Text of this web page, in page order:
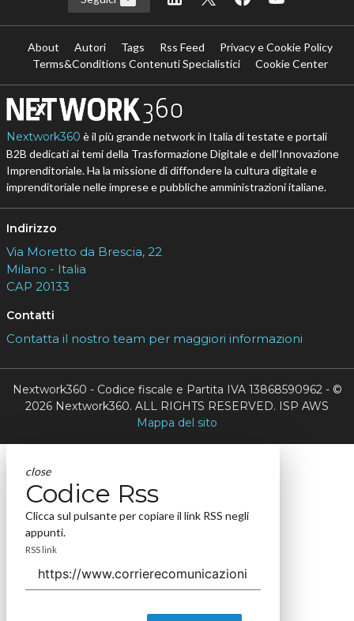
About Autori Tags Rss Feed
Privacy e Cookie Policy
Terms&Conditions Contenuti Specialistici
Cookie Center
Nextwork360 è il più grande network in Italia di testate e portali
B2B dedicati ai temi della Trasformazione Digitale e dell’Innovazione
Imprenditoriale. Ha la missione di diffondere la cultura digitale e
imprenditoriale nelle imprese e pubbliche amministrazioni italiane.
Indirizzo
Via Moretto da Brescia, 22
Milano - Italia
CAP 20133
Contatti
Contatta il nostro team per maggiori informazioni
Nextwork360 - Codice fiscale e Partita IVA 13868590962 - ©
2026 Nextwork360. ALL RIGHTS RESERVED. ISP AWS
Mappa del sito
close
Codice Rss
Clicca sul pulsante per copiare il link RSS negli
appunti.
RSS link